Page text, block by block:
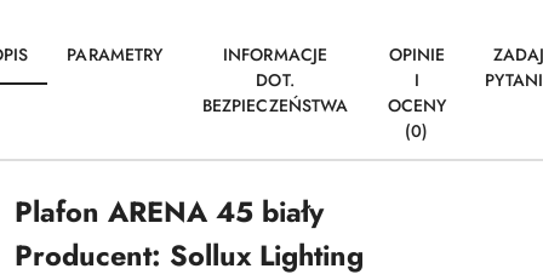
PARAMETRY
INFORMACJE
DOT.
BEZPIECZEŃSTWA
OPINIE
I
OCENY
(0)
Plafon ARENA 45 biały
Producent: Sollux Lighting